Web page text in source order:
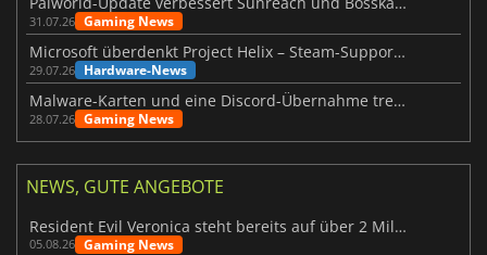
31.07.26 Gaming News
Microsoft überdenkt Project Helix – Steam-Support gefährdet
29.07.26 Hardware-News
Malware-Karten und eine Discord-Übernahme treffen Meccha Chameleon
28.07.26 Gaming News
NEWS, GUTE ANGEBOTE
Resident Evil Veronica steht bereits auf über 2 Millionen Wunschlisten
05.08.26 Gaming News